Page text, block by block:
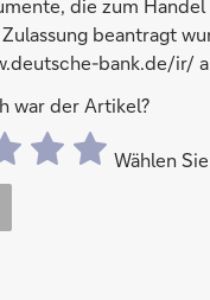
die zum
beantragt
bank.de/ir/
war der Artikel?
Wählen